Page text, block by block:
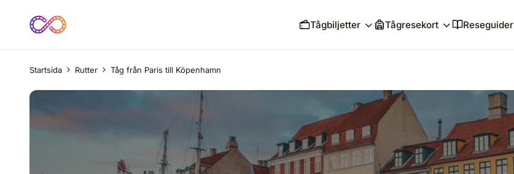
Tågbiljetter Tågresekort Reseguider
Startsida Rutter Tåg från Paris till Köpenhamn